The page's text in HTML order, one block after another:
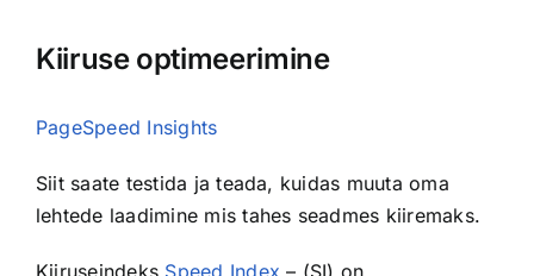
Kiiruse optimeerimine
PageSpeed Insights
Siit saate testida ja teada, kuidas muuta oma
lehtede laadimine mis tahes seadmes kiiremaks.